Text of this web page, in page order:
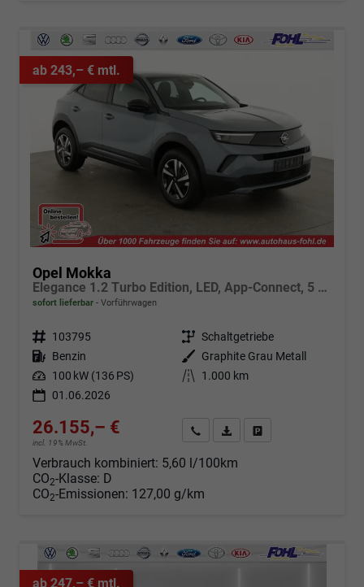
ab 243,– € mtl.
Opel Mokka
Elegance 1.2 Turbo Edition, LED, App-Connect, 5 J.-Garantie
sofort lieferbar Vorführwagen
Fahrzeugnr. 103795 Getriebe Schaltgetriebe
Kraftstoff Benzin Außenfarbe
Graphite Grau Metall
Leistung 100 kW (136 PS) Kilometerstand
1.000 km
01.06.2026
26.155,– €
incl. 19% MwSt.
Angebot anfordern
Fahrzeugexpose (PDF)
Verbrauch kombiniert: 5,60 l/100km
CO2-Klasse: D
CO2-Emissionen: 127,00 g/km
ab 247,– € mtl.